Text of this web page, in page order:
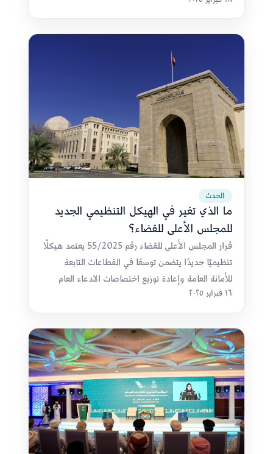
الحدث
ما الذي تغير في الهيكل التنظيمي الجديد
للمجلس الأعلى للقضاء؟
قرار المجلس الأعلى للقضاء رقم 55/2025 يعتمد هيكلًا
تنظيميًا جديدًا يتضمن توسعًا في القطاعات التابعة
للأمانة العامة وإعادة توزيع اختصاصات الادعاء العام
١٦ فبراير ٢٠٢٥